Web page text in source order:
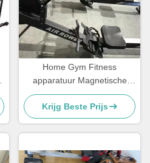
Home Gym Fitness
apparatuur Magnetische
roeimachine met 8 niveaus
verstelbaar
Krijg Beste Prijs